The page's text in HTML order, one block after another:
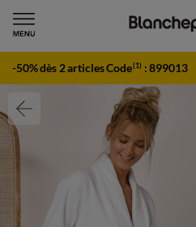
-50% dès 2 articles Code(1) :899013